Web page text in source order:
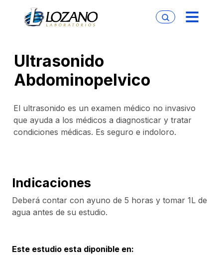
Ultrasonido
Abdominopelvico
El ultrasonido es un examen médico no invasivo
que ayuda a los médicos a diagnosticar y tratar
condiciones médicas. Es seguro e indoloro.
Indicaciones
Deberá contar con ayuno de 5 horas y tomar 1L de
agua antes de su estudio.
Este estudio esta diponible en: